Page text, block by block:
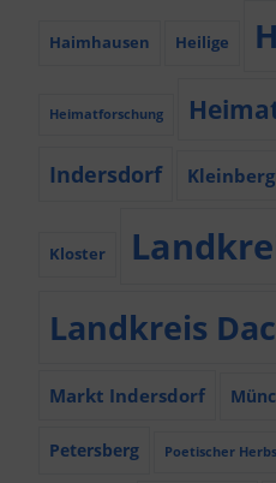
Haimhausen Heilige
Heimatforschung
Indersdorf
Kloster
Landkreis
Markt Indersdorf
Petersberg Poetischer